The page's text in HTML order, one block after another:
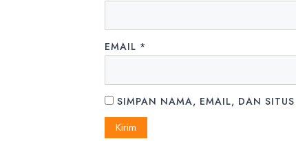
EMAIL *
SIMPAN NAMA, EMAIL, DAN SITUS